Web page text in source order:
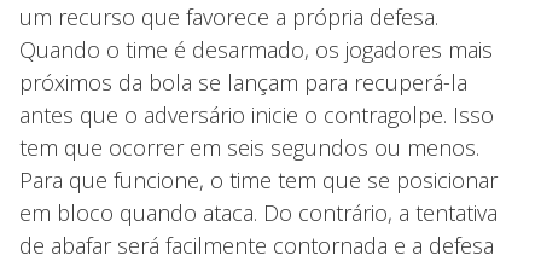
um recurso que favorece a própria defesa.
Quando o time é desarmado, os jogadores mais
próximos da bola se lançam para recuperá-la
antes que o adversário inicie o contragolpe. Isso
tem que ocorrer em seis segundos ou menos.
Para que funcione, o time tem que se posicionar
em bloco quando ataca. Do contrário, a tentativa
de abafar será facilmente contornada e a defesa